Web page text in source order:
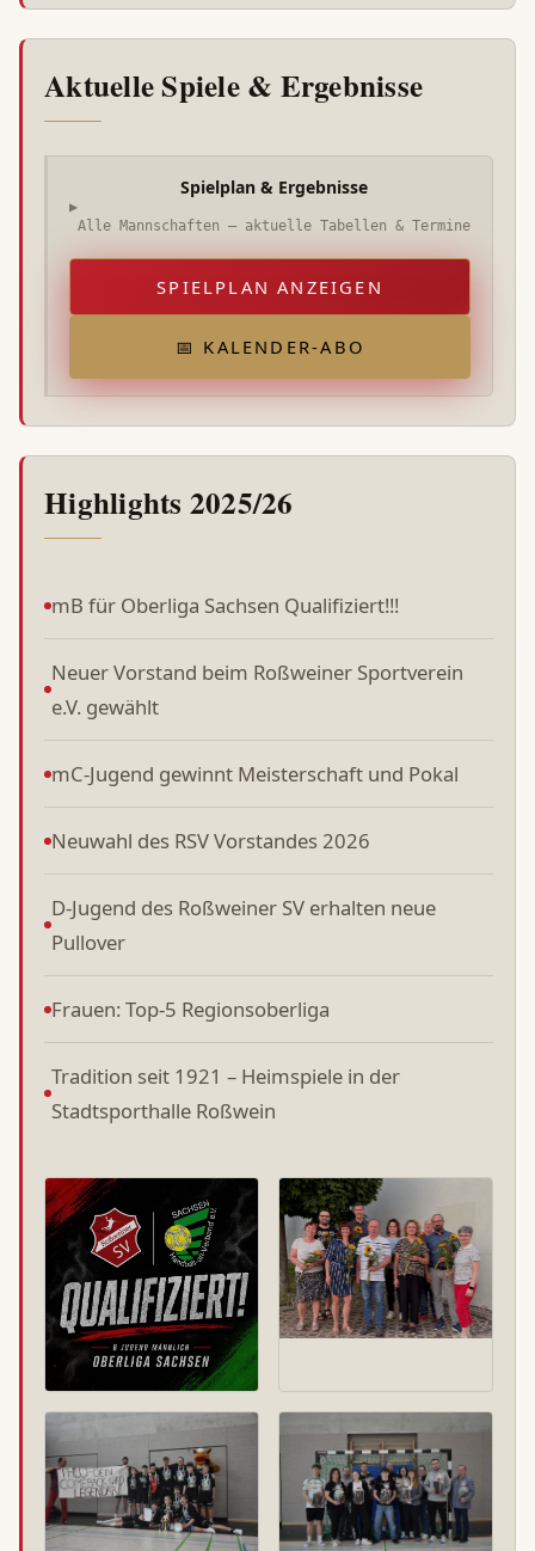
Aktuelle Spiele & Ergebnisse
▶
Spielplan & Ergebnisse
Alle Mannschaften – aktuelle Tabellen & Termine
SPIELPLAN ANZEIGEN
📅 KALENDER-ABO
Highlights 2025/26
mB für Oberliga Sachsen Qualifiziert!!!
Neuer Vorstand beim Roßweiner Sportverein
e.V. gewählt
mC-Jugend gewinnt Meisterschaft und Pokal
Neuwahl des RSV Vorstandes 2026
D-Jugend des Roßweiner SV erhalten neue
Pullover
Frauen: Top-5 Regionsoberliga
Tradition seit 1921 – Heimspiele in der
Stadtsporthalle Roßwein